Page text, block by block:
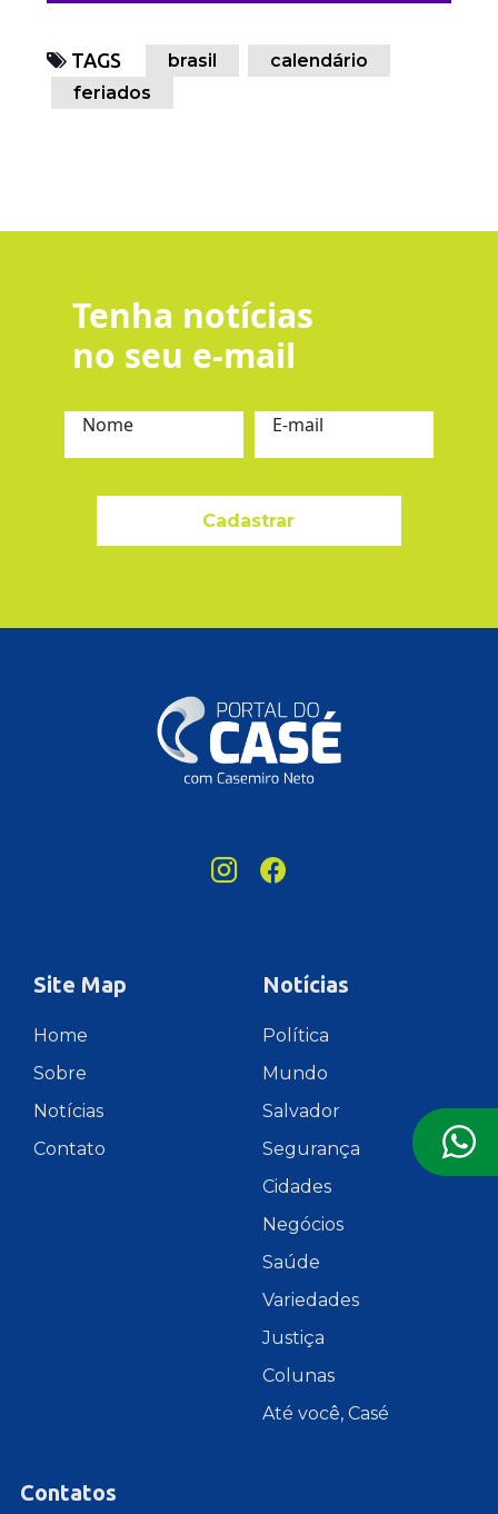
TAGS brasil
calendário
feriados
Tenha notícias
no seu e-mail
Nome E-mail
Cadastrar
Site Map
Home
Sobre
Notícias
Contato
Notícias
Política
Mundo
Salvador
Segurança
Cidades
Negócios
Saúde
Variedades
Justiça
Colunas
Até você, Casé
Contatos